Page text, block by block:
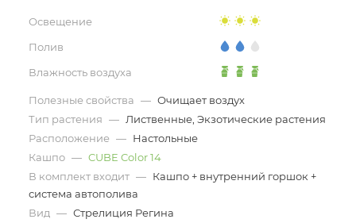
Освещение
Полив
Влажность воздуха
Полезные свойства — Очищает воздух
Тип растения — Лиственные, Экзотические растения
Расположение — Настольные
Кашпо — CUBE Color 14
В комплект входит — Кашпо + внутренний горшок +
система автополива
Вид — Стрелиция Регина